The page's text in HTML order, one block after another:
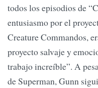
todos los episodios de
entusiasmo por el
Creature Commandos,
proyecto salvaje y
trabajo increíble”. A
de Superman, Gunn